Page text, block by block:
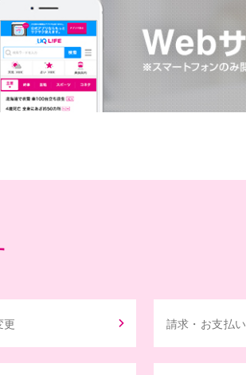
更 請求・お支払い